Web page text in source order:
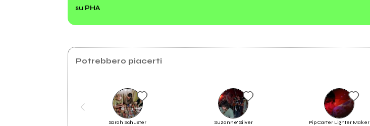
2022
Capolago
su PHA
Potrebbero piacerti
Sarah Schuster Suzanne' Silver Pip Carter Lighter Maker